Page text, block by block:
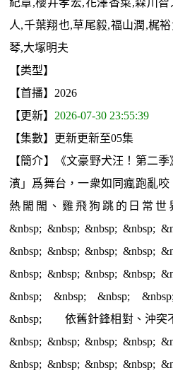
紀章,櫻井孝宏,花澤香菜,森川
人,千葉翔也,草尾毅,福山潤,梶
琴,大塚明夫
【类型】
【首播】2026
【更新】 2026-07-30 23:55:39
【集數】更新更新至05集
【簡介】《文豪野犬汪！第二
濱」爲舞台，一衆如同瘋跑亂
熱閙閙、雞飛狗跳的日常世
&nbsp; &nbsp; &nbsp; &nbsp;
&nbsp; &nbsp; &nbsp; &nbsp;
&nbsp; &nbsp; &nbsp; &nbsp;
&nbsp; &nbsp; &nbsp;
&nbsp; 依舊針鋒相對、沖突不
&nbsp; &nbsp; &nbsp; &nbsp;
&nbsp; &nbsp; &nbsp; &nbsp;